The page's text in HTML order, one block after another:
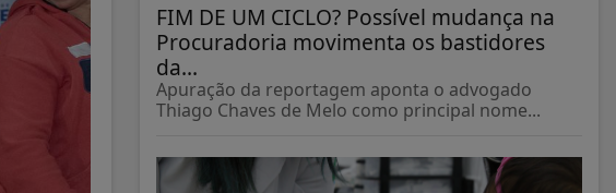
FIM DE UM CICLO? Possível mudança na
Procuradoria movimenta os bastidores
da...
Apuração da reportagem aponta o advogado
Thiago Chaves de Melo como principal nome...